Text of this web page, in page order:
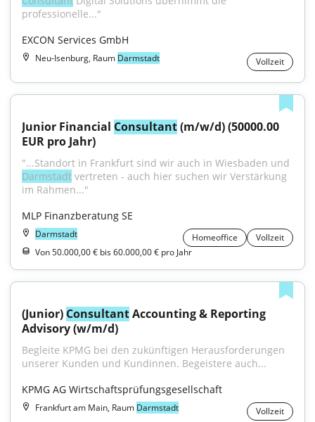
professionelle..."
EXCON Services GmbH
Neu-Isenburg, Raum Darmstadt Vollzeit
Junior Financial Consultant (m/w/d) (50000.00
EUR pro Jahr)
Darmstadt vertreten - auch hier suchen wir Verstärkung
im Rahmen..."
MLP Finanzberatung SE
Darmstadt Homeoffice
Vollzeit
Von 50.000,00 € bis 60.000,00 € pro Jahr
(Junior) Consultant Accounting & Reporting
Advisory (w/m/d)
Begleite KPMG bei den zukünftigen Herausforderungen
unserer Kunden und Kundinnen. Begeistere auch...
KPMG AG Wirtschaftsprüfungsgesellschaft
Frankfurt am Main, Raum Darmstadt Vollzeit